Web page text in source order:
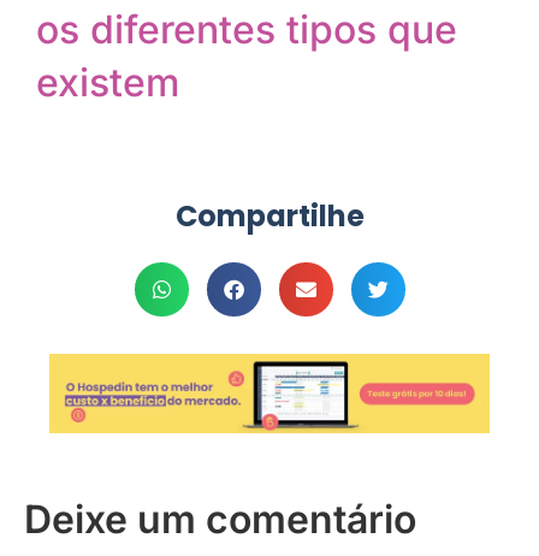
os diferentes tipos que
existem
Compartilhe
Deixe um comentário